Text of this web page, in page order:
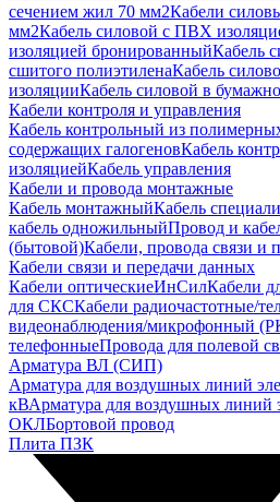
сечением жил 70 мм2Кабели
мм2Кабель силовой с ПВХ
изоляцией бронированныйКабель
сшитого полиэтиленаКабель
изоляцииКабель силовой в
Кабели контроля и управления
Кабель контрольный из
содержащих галогеновКабель
изоляциейКабель управления
Кабели и провода монтажные
Кабель монтажныйКабель
кабель одножильныйПровод и
(бытовой)Кабели, провода связи и
Кабели связи и передачи данных
Кабели оптическиеИнСилКабели
для СКСКабели радиочастотные/
видеонаблюдения/микрофонный
телефонныеПровода для полевой
Арматура ВЛ (СИП)
Арматура для воздушных линий
кВАрматура для воздушных линий
ОКЛБортовой провод
Плита ПЗК